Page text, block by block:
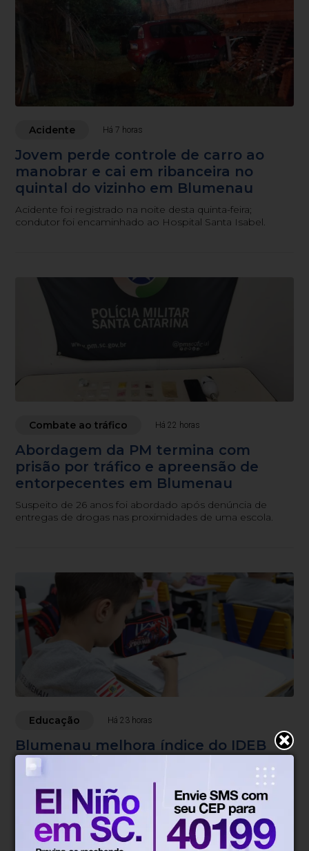
Acidente Há 7 horas
Jovem perde controle de carro ao
manobrar e cai em ribanceira no
quintal do vizinho em Blumenau
Acidente foi registrado na noite desta quinta-feira;
condutor foi encaminhado ao Hospital Santa Isabel.
Combate ao tráfico Há 22 horas
Abordagem da PM termina com
prisão por tráfico e apreensão de
entorpecentes em Blumenau
Suspeito de 26 anos foi abordado após denúncia de
entregas de drogas nas proximidades de uma escola.
Educação Há 23 horas
Blumenau melhora índice do IDEB
nos anos iniciais e mantém
desempenho nos anos finais
Índice subiu de 6,6 para 6,7 nos anos iniciais e
permaneceu em 5,7 nos anos finais do Ensino
Fundamental.